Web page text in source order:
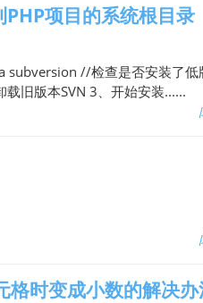
项目的系统根目录
subversion //检查是否安装了低
旧版本SVN 3、开始安装......
格时变成小数的解决